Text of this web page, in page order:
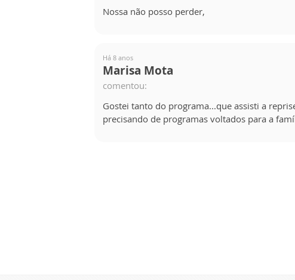
Nossa não posso perder,
Há 8 anos
Marisa Mota
comentou:
Gostei tanto do programa...que assisti a
precisando de programas voltados para a